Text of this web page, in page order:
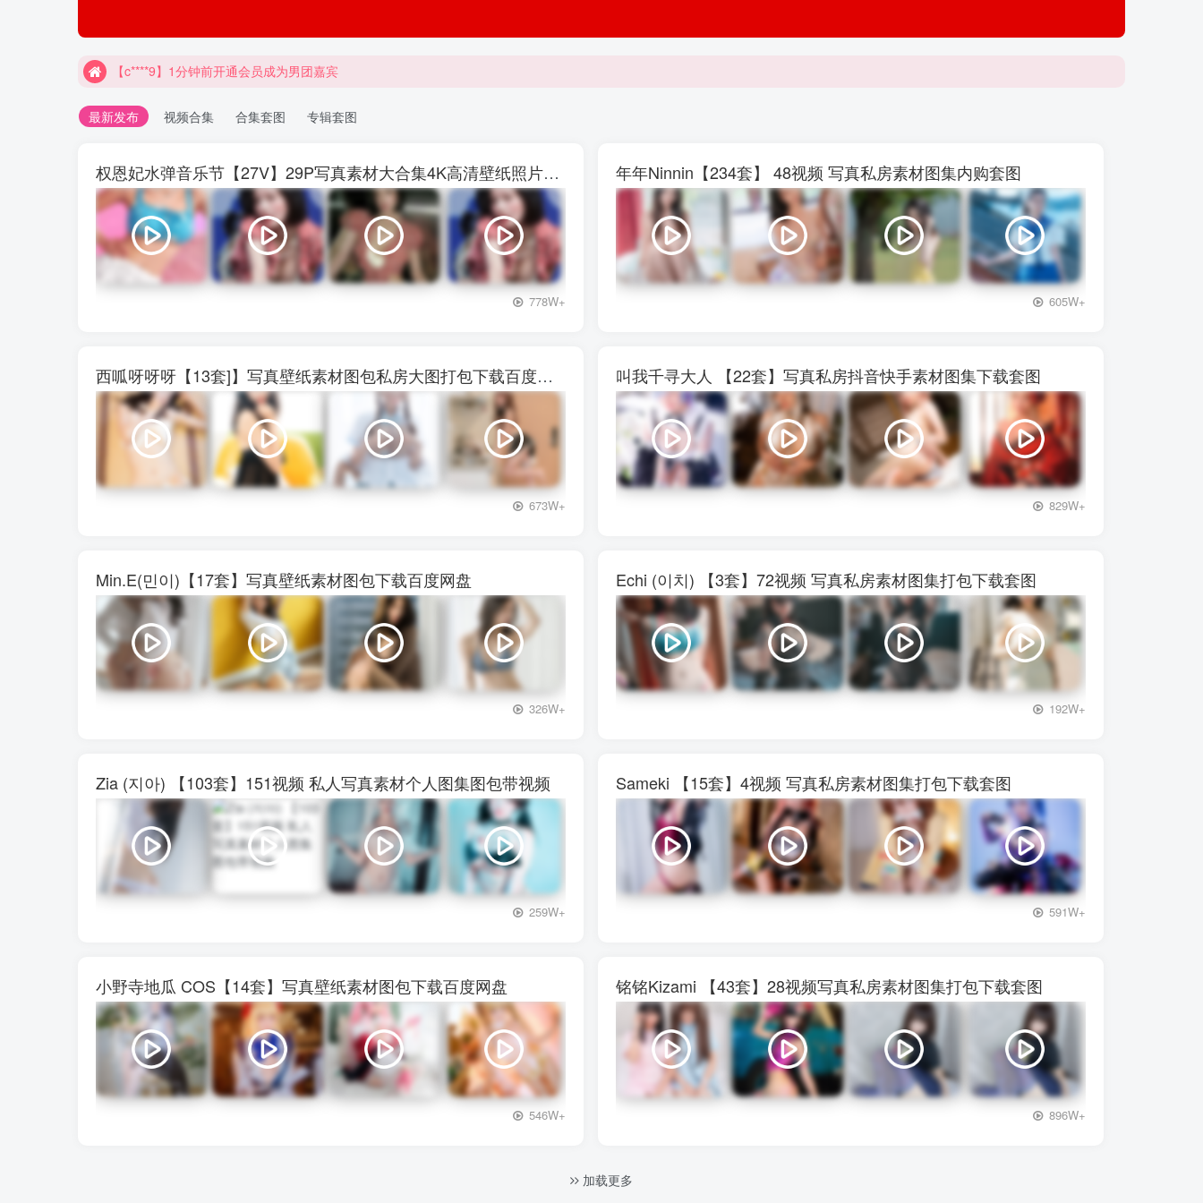
【c****9】1分钟前开通会员成为男团嘉宾
最新发布 视频合集 合集套图 专辑套图
权恩妃水弹音乐节【27V】29P写真素材大合集4K高清壁纸照片素材
+3
778W+
年年Ninnin【234套】 48视频 写真私房素材图集内购套图
+3
605W+
西呱呀呀呀【13套]】写真壁纸素材图包私房大图打包下载百度网盘
673W+
叫我千寻大人 【22套】写真私房抖音快手素材图集下载套图
829W+
Min.E(민이)【17套】写真壁纸素材图包下载百度网盘
+3
326W+
Echi (이치) 【3套】72视频 写真私房素材图集打包下载套图
192W+
Zia (지아) 【103套】151视频 私人写真素材个人图集图包带视频
+3
259W+
Sameki 【15套】4视频 写真私房素材图集打包下载套图
591W+
小野寺地瓜 COS【14套】写真壁纸素材图包下载百度网盘
546W+
铭铭Kizami 【43套】28视频写真私房素材图集打包下载套图
+3
896W+
加载更多